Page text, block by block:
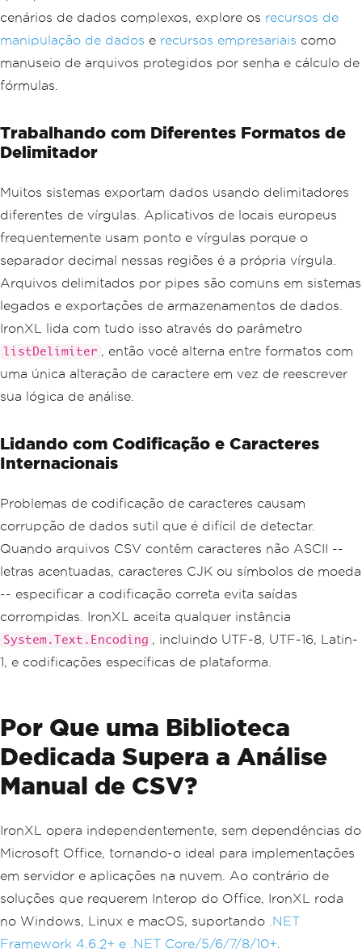
try
WorkBook data = WorkBook. LoadCSV
("file.csv" ,
SX,
WorkSheet sheet = data.DefaultWork
Sheet;
Rows.Count()} rows successfully.");
}
{
Console. WriteLine($ "CSV parsing er
// Log and implement appropriate r
ecovery logic
cenários de dados complexos, explore os recursos de
manipulação de dados e recursos empresariais como
manuseio de arquivos protegidos por senha e cálculo de
fórmulas.
Trabalhando com Diferentes Formatos de
Delimitador
Muitos sistemas exportam dados usando delimitadores
diferentes de vírgulas. Aplicativos de locais europeus
frequentemente usam ponto e vírgulas porque o
separador decimal nessas regiões é a própria vírgula.
Arquivos delimitados por pipes são comuns em sistemas
legados e exportações de armazenamentos de dados.
IronXL lida com tudo isso através do parâmetro
listDelimiter , então você alterna entre formatos com
uma única alteração de caractere em vez de reescrever
sua lógica de análise.
Lidando com Codificação e Caracteres
Internacionais
Problemas de codificação de caracteres causam
corrupção de dados sutil que é difícil de detectar.
Quando arquivos CSV contêm caracteres não ASCII --
letras acentuadas, caracteres CJK ou símbolos de moeda
-- especificar a codificação correta evita saídas
corrompidas. IronXL aceita qualquer instância
System.Text.Encoding , incluindo UTF-8, UTF-16, Latin-
1, e codificações específicas de plataforma.
Por Que uma Biblioteca
Dedicada Supera a Análise
Manual de CSV?
IronXL opera independentemente, sem dependências do
Microsoft Office, tornando-o ideal para implementações
em servidor e aplicações na nuvem. Ao contrário de
soluções que requerem Interop do Office, IronXL roda
no Windows, Linux e macOS, suportando .NET
Framework 4.6.2+ e .NET Core/5/6/7/8/10+